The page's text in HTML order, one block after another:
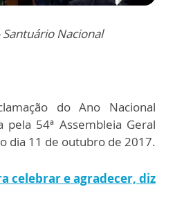
Santuário Nacional
do Ano Nacional
pela 54ª Assembleia Geral
dia 11 de outubro de 2017.
celebrar e agradecer, diz